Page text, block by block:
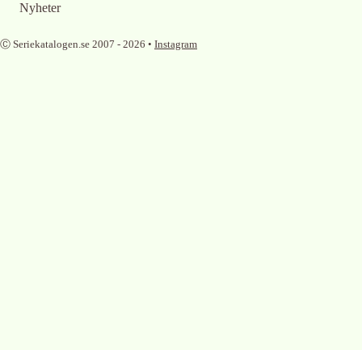
Nyheter
Ⓒ Seriekatalogen.se 2007 - 2026 • Instagram